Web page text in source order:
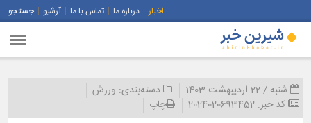
اخبار درباره ما تماس با ما آرشیو جستجو
شنبه / 22 اردیبهشت 1403 دسته‌بندی: ورزش
کد خبر: 2024020693452 چاپ